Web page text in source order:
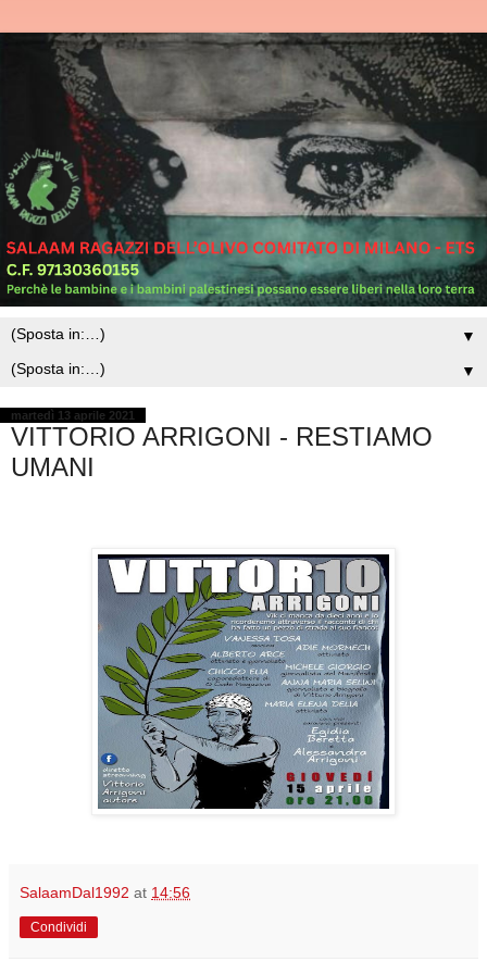
▼
▼
martedì 13 aprile 2021
VITTORIO ARRIGONI - RESTIAMO
UMANI
SalaamDal1992 at 14:56
Condividi